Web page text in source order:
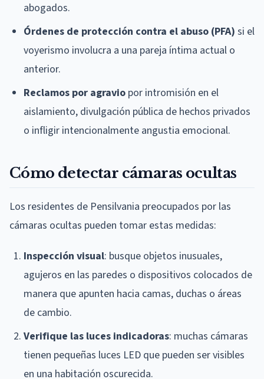
abogados.
Órdenes de protección contra el abuso (PFA) si el
voyerismo involucra a una pareja íntima actual o
anterior.
Reclamos por agravio por intromisión en el
aislamiento, divulgación pública de hechos privados
o infligir intencionalmente angustia emocional.
Cómo detectar cámaras ocultas
Los residentes de Pensilvania preocupados por las
cámaras ocultas pueden tomar estas medidas:
Inspección visual: busque objetos inusuales,
agujeros en las paredes o dispositivos colocados de
manera que apunten hacia camas, duchas o áreas
de cambio.
Verifique las luces indicadoras: muchas cámaras
tienen pequeñas luces LED que pueden ser visibles
en una habitación oscurecida.